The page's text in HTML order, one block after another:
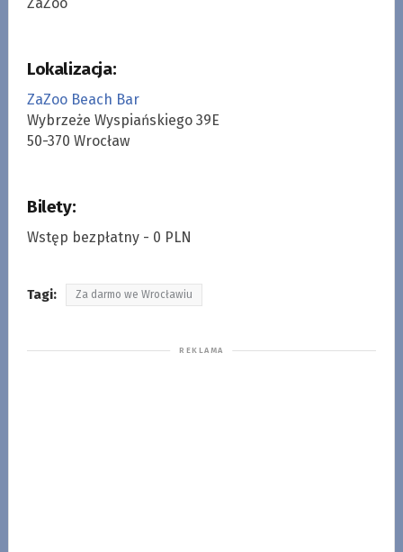
Lokalizacja:
ZaZoo Beach Bar
Wybrzeże Wyspiańskiego 39E
50-370 Wrocław
Bilety:
Wstęp bezpłatny - 0 PLN
Tagi: Za darmo we Wrocławiu